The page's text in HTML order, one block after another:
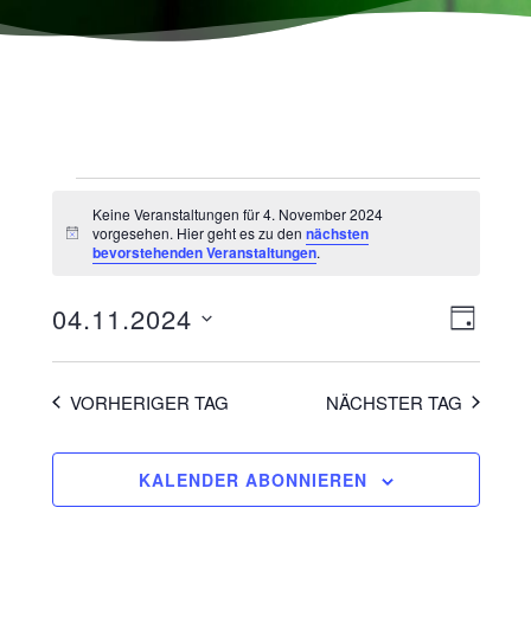
Hinweis
Keine Veranstaltungen für 4. November 2024
vorgesehen. Hier geht es zu den nächsten
bevorstehenden Veranstaltungen.
TAG
04.11.2024
wählen.
VORHERIGER TAG NÄCHSTER TAG
KALENDER ABONNIEREN